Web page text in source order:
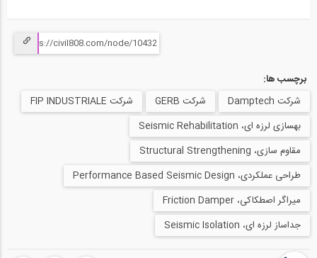
24:54
آزمون ترکیب جداساز لرزه ای و میراگر...
06:39
آزمایش میراگر اصطکاکی دورانی شرکت...
20
1:29:44
روشی نوین جهت کنترل ارتعاشات بین دو...
برچسب ها:
شرکت Damptech
شرکت GERB
شرکت FIP INDUSTRIALE
بهسازی لرزه ای، Seismic Rehabilitation
مقاوم سازی، Structural Strengthening
طراحی عملکردی، Performance Based Seismic Design
میراگر اصطکاکی، Friction Damper
جداساز لرزه ای، Seismic Isolation